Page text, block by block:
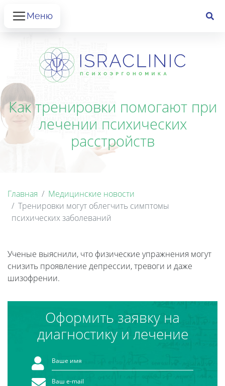
Меню
Как тренировки помогают при
лечении психических
расстройств
Главная
Медицинские новости
Тренировки могут облегчить симптомы
психических заболеваний
Ученые выяснили, что физические упражнения могут
снизить проявление депрессии, тревоги и даже
шизофрении.
Оформить заявку на
диагностику и лечение